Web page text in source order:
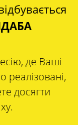
де Ваші
реалізовані,
досягти